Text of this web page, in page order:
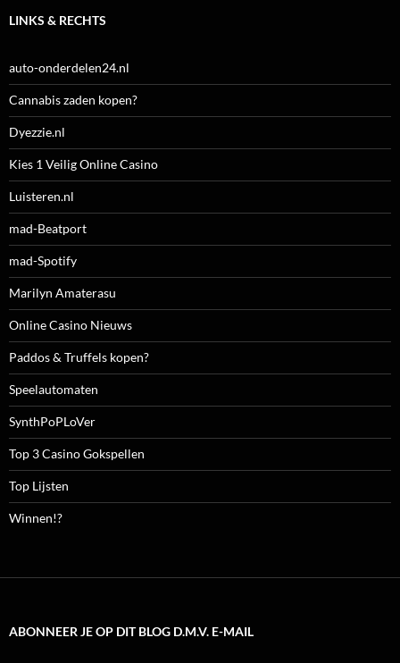
LINKS & RECHTS
auto-onderdelen24.nl
Cannabis zaden kopen?
Dyezzie.nl
Kies 1 Veilig Online Casino
Luisteren.nl
mad-Beatport
mad-Spotify
Marilyn Amaterasu
Online Casino Nieuws
Paddos & Truffels kopen?
Speelautomaten
SynthPoPLoVer
Top 3 Casino Gokspellen
Top Lijsten
Winnen!?
ABONNEER JE OP DIT BLOG D.M.V. E-MAIL